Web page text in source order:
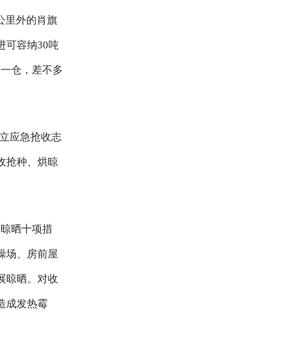
里外的肖旗
可容纳30吨
仓，差不多
应急抢收志
抢种、烘晾
晒十项措
场、房前屋
晾晒。对收
成发热霉